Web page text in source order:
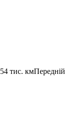
54 тис. кмПередній